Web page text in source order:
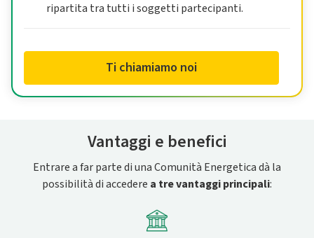
ripartita tra tutti i soggetti partecipanti.
Ti chiamiamo noi
Vantaggi e benefici
Entrare a far parte di una Comunità Energetica dà la
possibilità di accedere a tre vantaggi principali: